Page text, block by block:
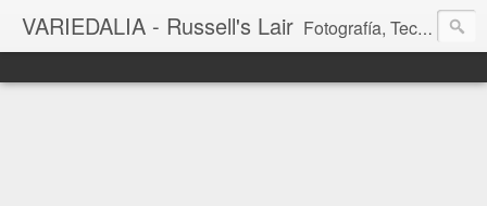
VARIEDALIA - Russell's Lair Fotografía, Tecnología, Cine y Videojuegos en un Blog Multitemática. El rinconcito del creador de FotoMuseo 3D y Left 4 SGC.